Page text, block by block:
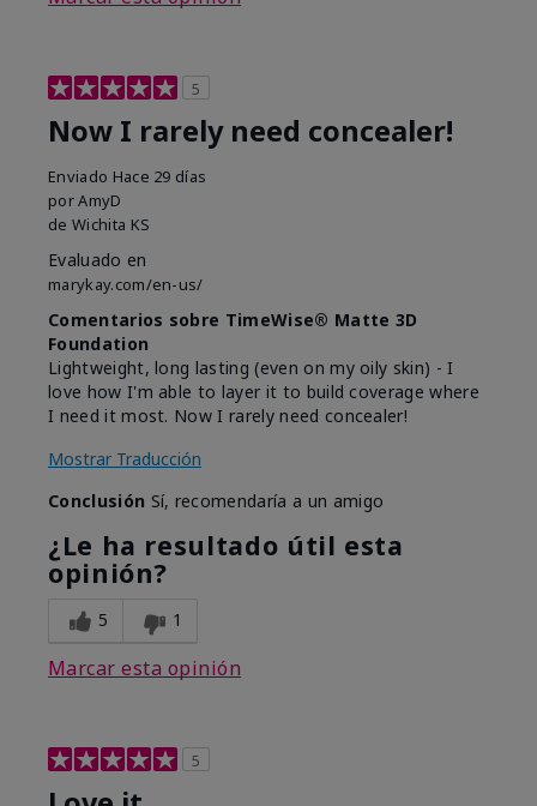
5
Now I rarely need concealer!
Enviado Hace 29 días
porAmyD
de Wichita KS
Evaluado en
marykay.com/en-us/
Comentarios sobre TimeWise® Matte 3D
Foundation
Lightweight, long lasting (even on my oily skin) - I
love how I'm able to layer it to build coverage where
I need it most. Now I rarely need concealer!
Mostrar Traducción
Conclusión Sí, recomendaría a un amigo
¿Le ha resultado útil esta
opinión?
5 1
Marcar esta opinión
5